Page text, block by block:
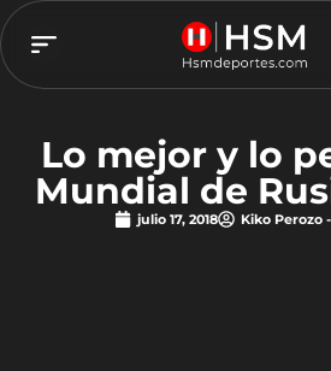
Lo mejor y lo
Mundial de
julio 17, 2018 Kiko Perozo